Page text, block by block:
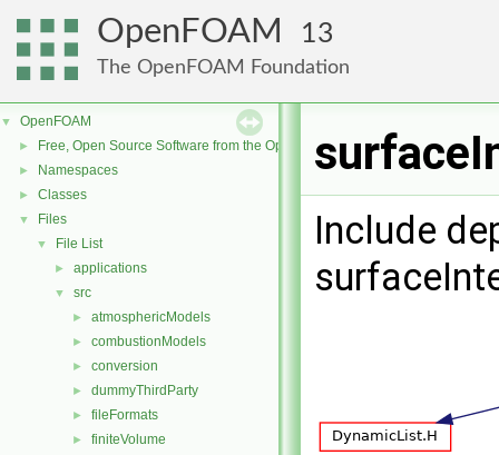
OpenFOAM 13
The OpenFOAM Foundation
▼ OpenFOAM
► Free, Open Source Software from the OpenFOAM Foundation
► Namespaces
► Classes
▼ Files
▼ File List
► applications
▼ src
► atmosphericModels
► combustionModels
► conversion
► dummyThirdParty
► fileFormats
► finiteVolume
Include